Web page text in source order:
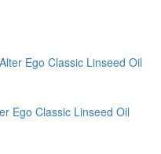
Ego Classic Linseed Oil